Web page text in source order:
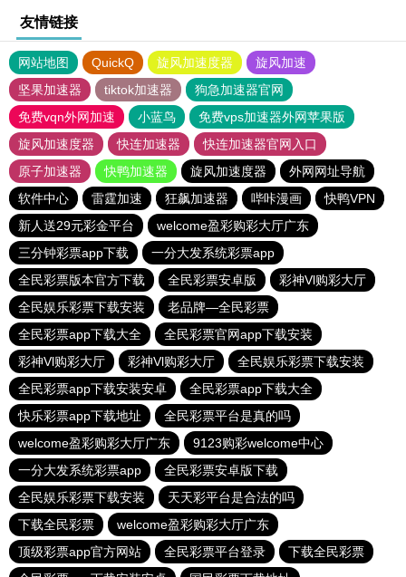
友情链接
网站地图 QuickQ 旋风加速度器
旋风加速
坚果加速器
tiktok加速器
狗急加速器官网
免费vqn外网加速
小蓝鸟
免费vps加速器外网苹果版
旋风加速度器
快连加速器
快连加速器官网入口
原子加速器
快鸭加速器 旋风加速度器
外网网址导航
软件中心
雷霆加速 狂飙加速器 哔咔漫画
快鸭VPN
新人送29元彩金平台
welcome盈彩购彩大厅广东
三分钟彩票app下载
一分大发系统彩票app
全民彩票版本官方下载
全民彩票安卓版
彩神Vl购彩大厅
全民娱乐彩票下载安装
老品牌—全民彩票
全民彩票app下载大全
全民彩票官网app下载安装
彩神Vl购彩大厅
彩神Vl购彩大厅
全民娱乐彩票下载安装
全民彩票app下载安装安卓
全民彩票app下载大全
快乐彩票app下载地址
全民彩票平台是真的吗
welcome盈彩购彩大厅广东
9123购彩welcome中心
一分大发系统彩票app
全民彩票安卓版下载
全民娱乐彩票下载安装
天天彩平台是合法的吗
下载全民彩票
welcome盈彩购彩大厅广东
顶级彩票app官方网站
全民彩票平台登录
下载全民彩票